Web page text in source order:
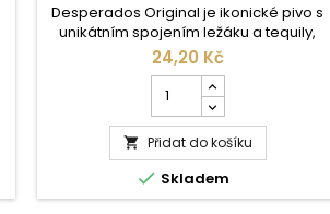
Desperados Original je ikonické pivo s
unikátním spojením ležáku a tequily,
které přináší osvěžující a nevšední
zážitek. Vzniklo ve Francii v 90. letech a
od té doby si získalo popularitu po
celém světě jako symbol nespoutané
zábavy a originálního stylu.
24,20 Kč
kusů
produktu
Desperados
Original
0,33l
sklo
 Přidat do košíku
 Skladem